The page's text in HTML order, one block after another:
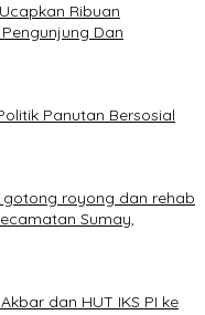
Ribuan
Dan
Panutan Bersosial
gotong royong dan rehab
Sumay,
dan HUT IKS PI ke